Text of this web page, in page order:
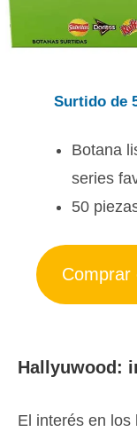
Surtido de
Botana
series
50
Comprar
Hallyuwood:
El interés en los